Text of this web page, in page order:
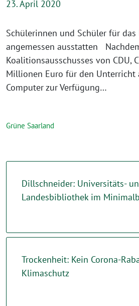
23. April 2020
Schülerinnen und Schüler für das
angemessen ausstatten
Koalitionsausschusses von CDU,
Millionen Euro für den Unterricht
Computer zur Verfügung…
Grüne Saarland
Dillschneider: Universitäts-
Landesbibliothek im
Trockenheit: Kein Corona-
Klimaschutz